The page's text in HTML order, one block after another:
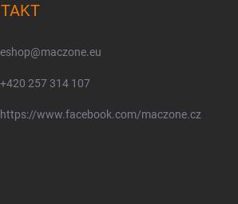
eshop@maczone.eu
+420 257 314 107
https://www.facebook.com/maczone.cz